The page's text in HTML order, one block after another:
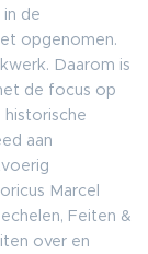
de
opgenomen.
Daarom is
de focus op
historische
aan
Marcel
Feiten &
over en